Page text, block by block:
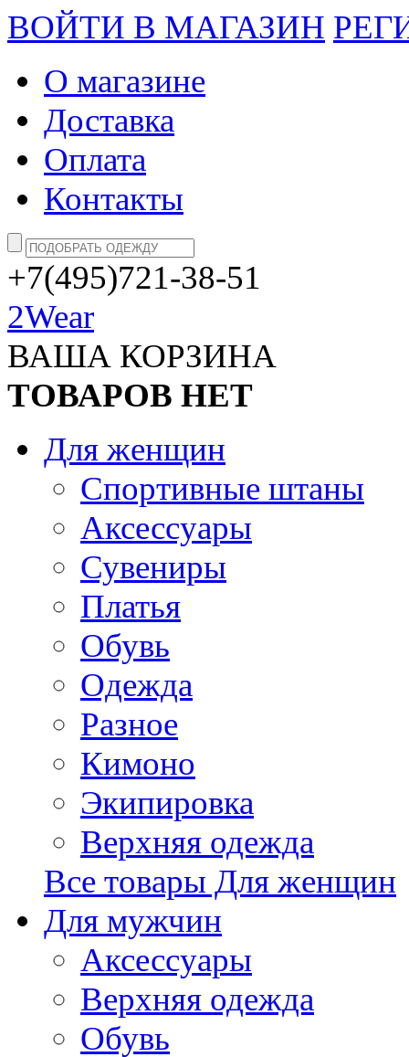
ВОЙТИ В МАГАЗИН
О магазине
Доставка
Оплата
Контакты
+7(495)721-38-51
2Wear
ВАША КОРЗИНА
ТОВАРОВ НЕТ
Для женщин
Спортивные штаны
Аксессуары
Сувениры
Платья
Обувь
Одежда
Разное
Кимоно
Экипировка
Верхняя одежда
Все товары Для женщин
Для мужчин
Аксессуары
Верхняя одежда
Обувь